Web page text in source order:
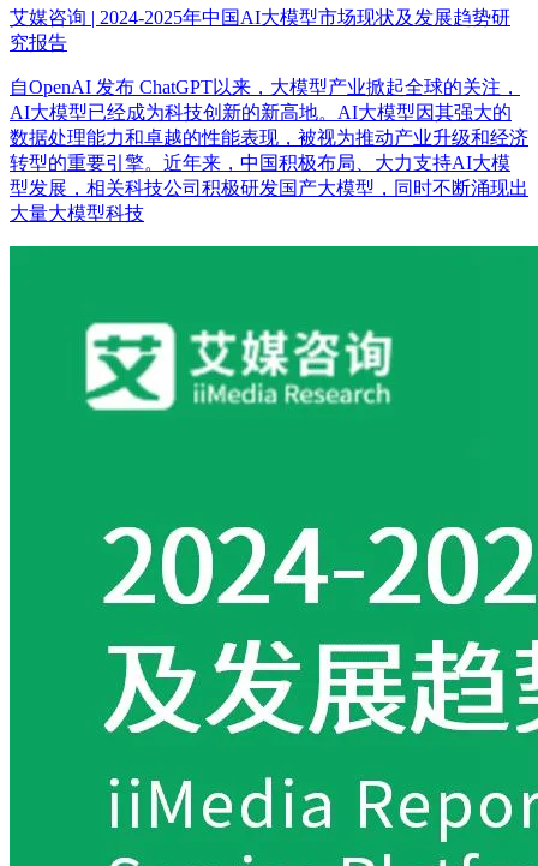
艾媒咨询 | 2024-2025年中国AI大模型市场现状及发展趋势研
究报告
自OpenAI 发布 ChatGPT以来，大模型产业掀起全球的关注，
AI大模型已经成为科技创新的新高地。AI大模型因其强大的
数据处理能力和卓越的性能表现，被视为推动产业升级和经济
转型的重要引擎。近年来，中国积极布局、大力支持AI大模
型发展，相关科技公司积极研发国产大模型，同时不断涌现出
大量大模型科技